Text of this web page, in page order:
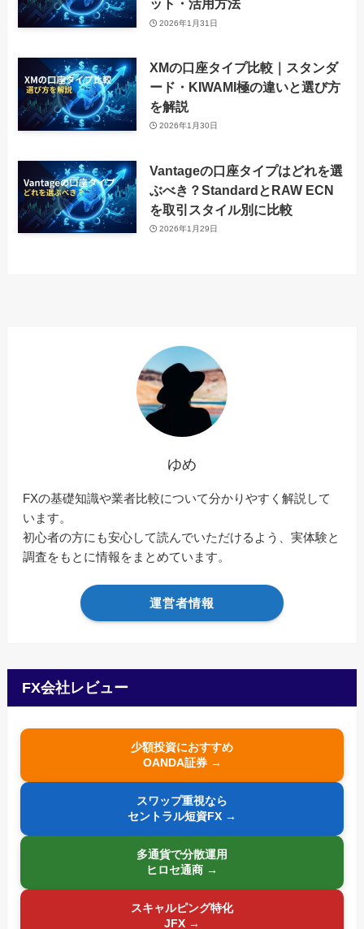
ット・活用方法
2026年1月31日
XMの口座タイプ比較｜スタンダ
ード・KIWAMI極の違いと選び方
を解説
2026年1月30日
Vantageの口座タイプはどれを選
ぶべき？StandardとRAW ECN
を取引スタイル別に比較
2026年1月29日
ゆめ
FXの基礎知識や業者比較について分かりやすく解説して
います。
初心者の方にも安心して読んでいただけるよう、実体験と
調査をもとに情報をまとめています。
運営者情報
FX会社レビュー
少額投資におすすめ
OANDA証券 →
スワップ重視なら
セントラル短資FX →
多通貨で分散運用
ヒロセ通商 →
スキャルピング特化
JFX →